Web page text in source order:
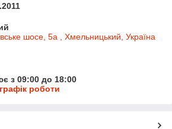
шосе, 5а , Хмельницький, Україна
з 09:00 до 18:00
роботи